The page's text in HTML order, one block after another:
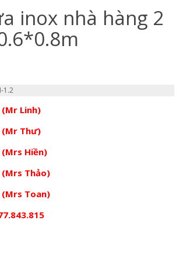
inox nhà hàng 2
1.2
(Mr Linh)
(Mr Thư)
(Mrs Hiền)
(Mrs Thảo)
(Mrs Toan)